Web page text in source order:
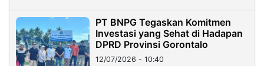
PT BNPG Tegaskan Komitmen
Investasi yang Sehat di Hadapan
DPRD Provinsi Gorontalo
12/07/2026 - 10:40